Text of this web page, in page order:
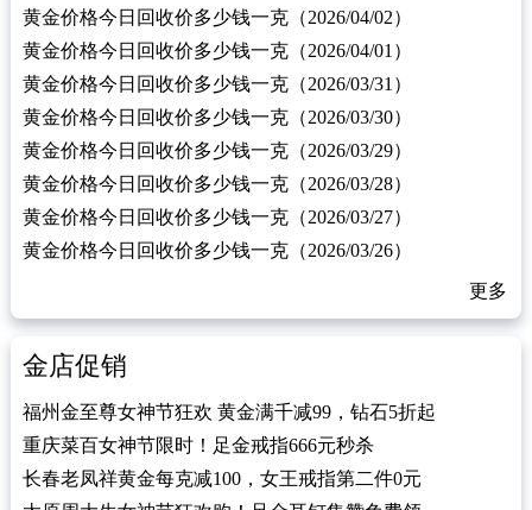
黄金价格今日回收价多少钱一克（2026/04/02）
黄金价格今日回收价多少钱一克（2026/04/01）
黄金价格今日回收价多少钱一克（2026/03/31）
黄金价格今日回收价多少钱一克（2026/03/30）
黄金价格今日回收价多少钱一克（2026/03/29）
黄金价格今日回收价多少钱一克（2026/03/28）
黄金价格今日回收价多少钱一克（2026/03/27）
黄金价格今日回收价多少钱一克（2026/03/26）
更多
金店促销
福州金至尊女神节狂欢 黄金满千减99，钻石5折起
重庆菜百女神节限时！足金戒指666元秒杀
长春老凤祥黄金每克减100，女王戒指第二件0元